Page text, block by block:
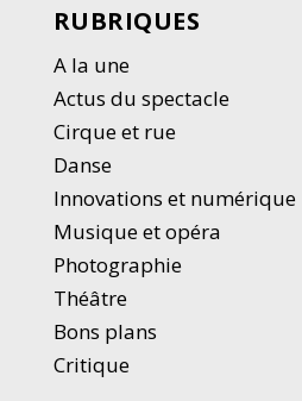
RUBRIQUES
A la une
Actus du spectacle
Cirque et rue
Danse
Innovations et numérique
Musique et opéra
Photographie
Théâtre
Bons plans
Critique